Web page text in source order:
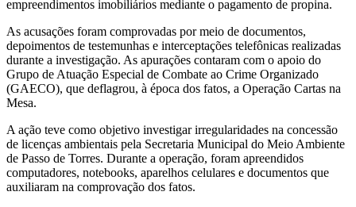
empreendimentos imobiliários mediante o pagamento de propina.
As acusações foram comprovadas por meio de documentos,
depoimentos de testemunhas e interceptações telefônicas realizadas
durante a investigação. As apurações contaram com o apoio do
Grupo de Atuação Especial de Combate ao Crime Organizado
(GAECO), que deflagrou, à época dos fatos, a Operação Cartas na
Mesa.
A ação teve como objetivo investigar irregularidades na concessão
de licenças ambientais pela Secretaria Municipal do Meio Ambiente
de Passo de Torres. Durante a operação, foram apreendidos
computadores, notebooks, aparelhos celulares e documentos que
auxiliaram na comprovação dos fatos.